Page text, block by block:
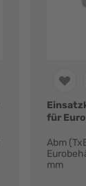
für
Abm
mm